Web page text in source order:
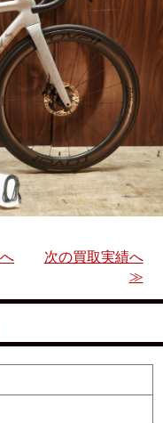
次の買取実績へ
≫